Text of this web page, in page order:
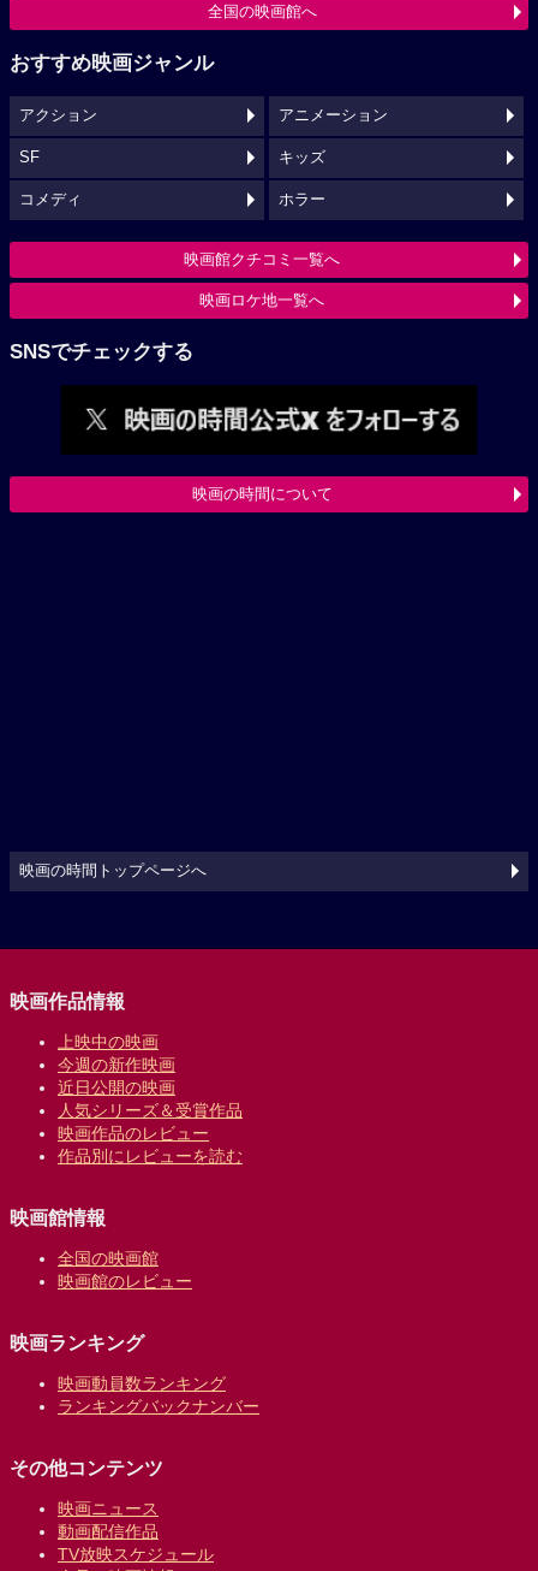
全国の映画館へ
おすすめ映画ジャンル
アクション アニメーション
SF キッズ
コメディ ホラー
映画館クチコミ一覧へ
映画ロケ地一覧へ
SNSでチェックする
映画の時間について
映画の時間トップページへ
映画作品情報
上映中の映画
今週の新作映画
近日公開の映画
人気シリーズ＆受賞作品
映画作品のレビュー
作品別にレビューを読む
映画館情報
全国の映画館
映画館のレビュー
映画ランキング
映画動員数ランキング
ランキングバックナンバー
その他コンテンツ
映画ニュース
動画配信作品
TV放映スケジュール